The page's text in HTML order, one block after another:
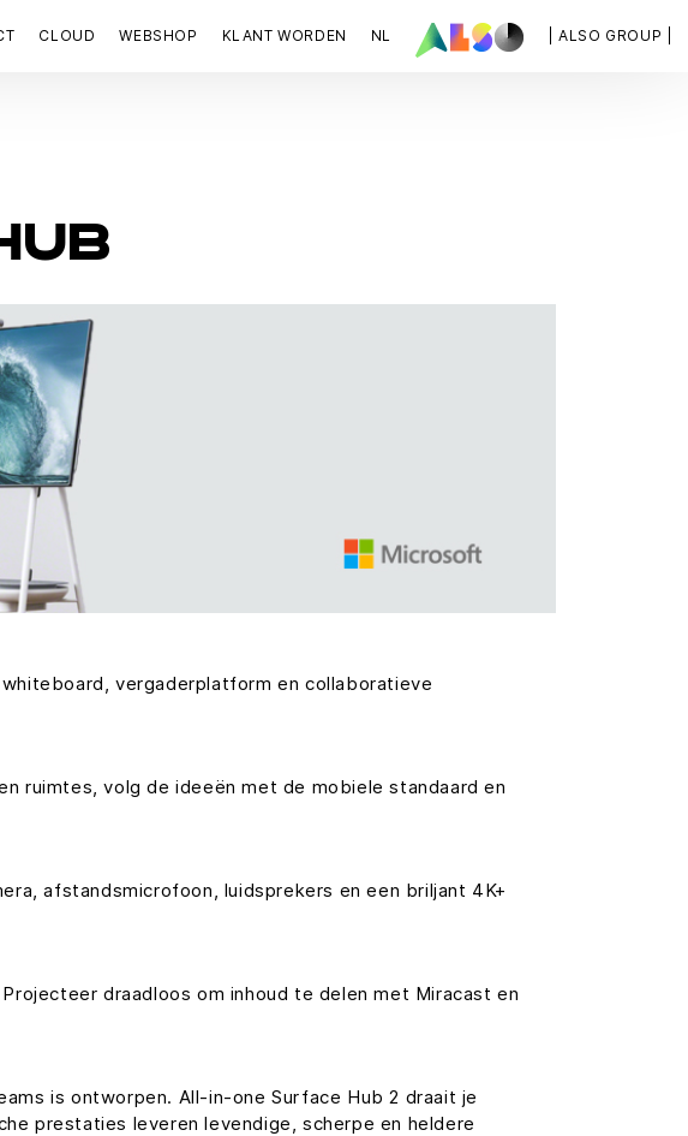
| ALSO GROUP |
CLOUD WEBSHOP KLANT WORDEN NL
vergaderplatform en collaboratieve
ruimtes, volg de ideeën met de mobiele standaard en
afstandsmicrofoon, luidsprekers en een briljant 4K+
draadloos om inhoud te delen met Miracast en
is ontworpen. All-in-one Surface Hub 2 draait je
prestaties leveren levendige, scherpe en heldere